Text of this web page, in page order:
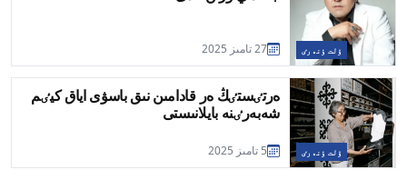
ۇلت ٶنەرٸ 27 تامىز 2025
ۇلت ٶنەرٸ
ەرتٸستٸڭ ەر قادامىن نىق باسۋى اياق كيٸم
شەبەرٸنە بايلانىستى
5 تامىز 2025